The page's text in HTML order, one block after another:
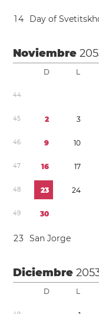
14 Day of
Noviembre
D L
44
45 2 3
46 9 10
47 16 17
48 23 24
49 30
23 San Jorge
Diciembre
D L